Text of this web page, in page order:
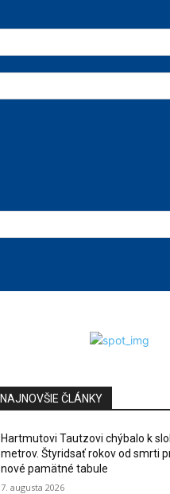
NAJNOVŠIE ČLÁNKY
Hartmutovi Tautzovi chýbalo k
metrov. Štyridsať rokov od smrti
nové pamätné tabule
7. augusta 2026